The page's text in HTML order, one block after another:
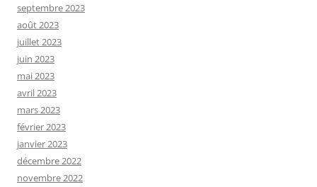
septembre 2023
août 2023
juillet 2023
juin 2023
mai 2023
avril 2023
mars 2023
février 2023
janvier 2023
décembre 2022
novembre 2022